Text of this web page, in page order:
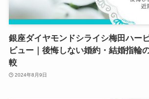
銀座ダイヤモンドシライシ梅田ハー
ビュー｜後悔しない婚約・結婚指輪
較
2024年8月9日